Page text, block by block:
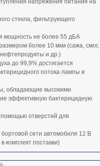
напряжения питания на
стекла, фильтрующего
мощность не более 55 дБА
более 10 мкм (сажа, смог,
и др.)
до 99,9% достигается
потока лампы и
обладающие высокими
эффективную бактерицидную
отверстий для
сети автомобиля 12 В
комплект поставки)